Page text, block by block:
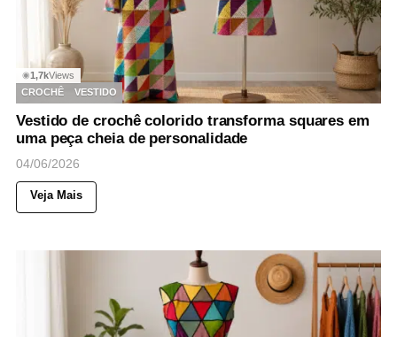
◉1,7kViews
CROCHÊ
VESTIDO
Vestido de crochê colorido transforma squares em
uma peça cheia de personalidade
04/06/2026
Veja Mais